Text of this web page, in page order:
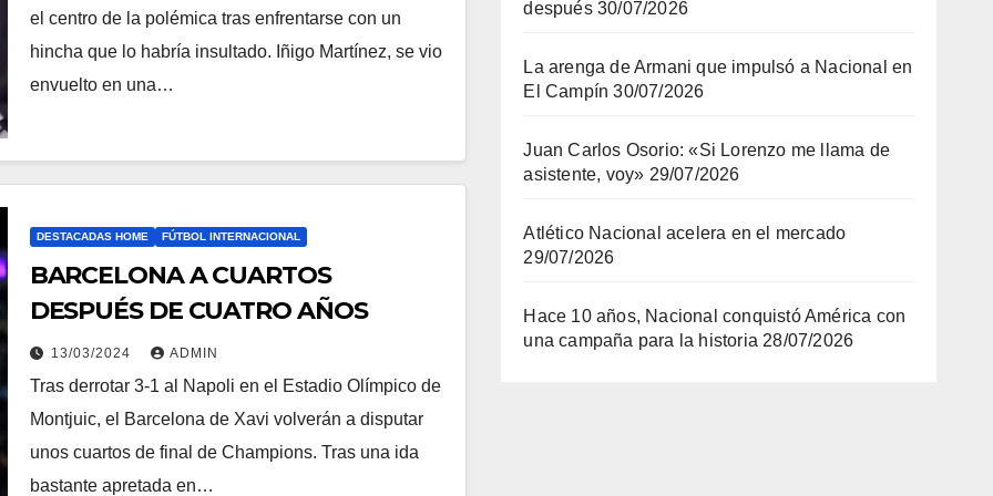
el centro de la polémica tras enfrentarse con un
hincha que lo habría insultado. Iñigo Martínez, se vio
envuelto en una…
DESTACADAS HOME FÚTBOL INTERNACIONAL
BARCELONA A CUARTOS
DESPUÉS DE CUATRO AÑOS
13/03/2024 ADMIN
Tras derrotar 3-1 al Napoli en el Estadio Olímpico de
Montjuic, el Barcelona de Xavi volverán a disputar
unos cuartos de final de Champions. Tras una ida
bastante apretada en…
después 30/07/2026
La arenga de Armani que impulsó a Nacional en
El Campín 30/07/2026
Juan Carlos Osorio: «Si Lorenzo me llama de
asistente, voy» 29/07/2026
Atlético Nacional acelera en el mercado
29/07/2026
Hace 10 años, Nacional conquistó América con
una campaña para la historia 28/07/2026